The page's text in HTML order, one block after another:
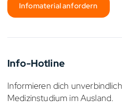
Infomaterial anfordern
Info-Hotline
Informieren dich
Medizinstudium im Ausland.